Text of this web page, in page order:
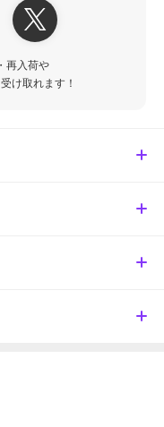
再入荷や
け取れます！